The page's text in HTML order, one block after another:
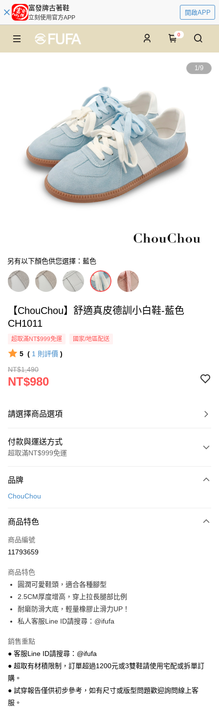
富發牌古著鞋
立刻使用官方APP
開啟APP
0
1/9
另有以下顏色供您選擇：藍色
【ChouChou】舒適真皮德訓小白鞋-藍色
CH1011
超取滿NT$999免運 國家/地區配送
5 ( 1 則評價 )
NT$1,490
NT$980
請選擇商品選項
付款與運送方式
超取滿NT$999免運
信用卡一次付款
LINE Pay
Apple Pay
悠遊付
Google Pay
全盈+PAY
相關說明
【關於「AFTEE先享後付」】
AFTEE先享後付是「在收到商品之後才付款」的支付方式。 讓您購物簡單
１．簡單：不需註冊會員、不需綁卡、不需儲值。
２．便利：只要手機號碼，簡訊認證，即可結帳。
３．安心：先確認商品／服務後，再付款。
ATM付款
運送方式
全家 取貨付款
品牌
ChouChou
商品特色
商品編號
11793659
商品特色
圓潤可愛鞋頭，適合各種腳型
2.5CM厚度增高，穿上拉長腿部比例
耐磨防滑大底，輕量橡膠止滑力UP！
私人客服Line ID請搜尋：@ifufa
銷售重點
● 客服Line ID請搜尋：@ifufa
● 超取有材積限制，訂單超過1200元或3雙鞋請使用宅配或拆單訂
購。
● 試穿報告僅供初步參考，如有尺寸或版型問題歡迎詢問線上客
服。